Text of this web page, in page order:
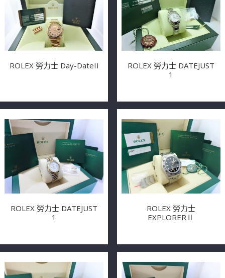
ROLEX 勞力士 Day-DateII
ROLEX 勞力士 DATEJUST
1
ROLEX 勞力士 DATEJUST
1
ROLEX 勞力士
EXPLORERⅡ